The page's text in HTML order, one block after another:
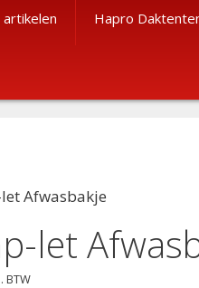
artikelen Hapro
Afwasbakje
let
BTW